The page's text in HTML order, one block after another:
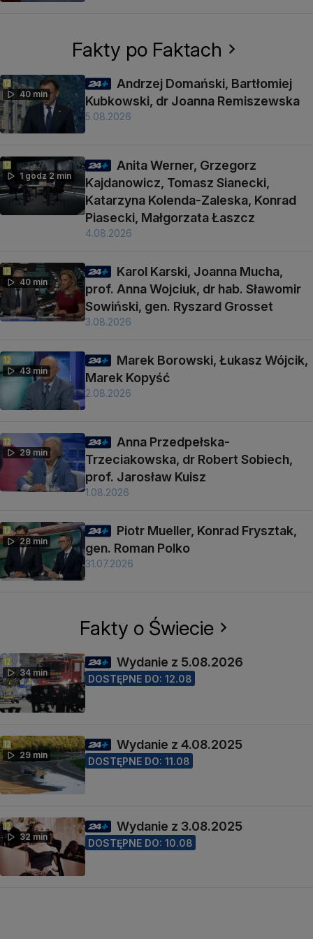
Fakty po Faktach
40 min
Andrzej Domański, Bartłomiej
Kubkowski, dr Joanna Remiszewska
5.08.2026
1 godz 2 min
Anita Werner, Grzegorz
Kajdanowicz, Tomasz Sianecki,
Katarzyna Kolenda-Zaleska, Konrad
Piasecki, Małgorzata Łaszcz
4.08.2026
40 min
Karol Karski, Joanna Mucha,
prof. Anna Wojciuk, dr hab. Sławomir
Sowiński, gen. Ryszard Grosset
3.08.2026
43 min
Marek Borowski, Łukasz Wójcik,
Marek Kopyść
2.08.2026
29 min
Anna Przedpełska-
Trzeciakowska, dr Robert Sobiech,
prof. Jarosław Kuisz
1.08.2026
28 min
Piotr Mueller, Konrad Frysztak,
gen. Roman Polko
31.07.2026
Fakty o Świecie
34 min
Wydanie z 5.08.2026
DOSTĘPNE DO: 12.08
29 min
Wydanie z 4.08.2025
DOSTĘPNE DO: 11.08
32 min
Wydanie z 3.08.2025
DOSTĘPNE DO: 10.08